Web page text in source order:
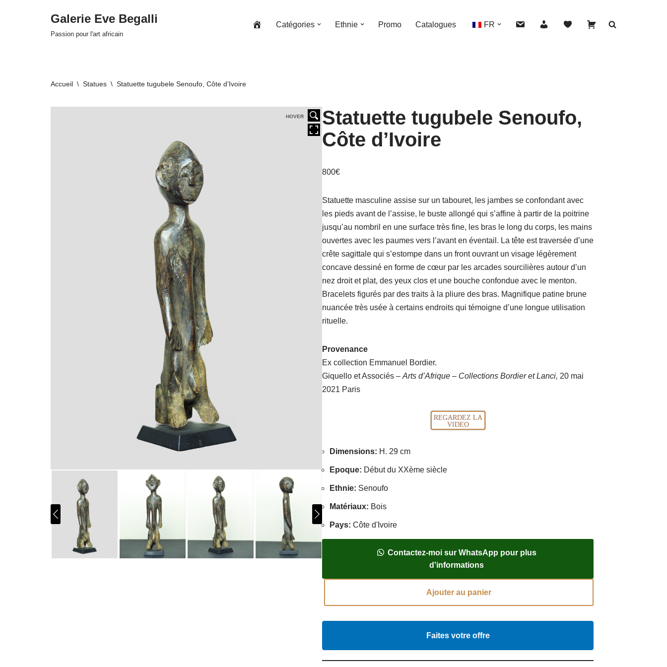
Galerie Eve Begalli
Passion pour l'art africain
Catégories Ethnie Promo Catalogues FR
Accueil \ Statues \ Statuette tugubele Senoufo, Côte d’Ivoire
HOVER HOVER
Statuette tugubele Senoufo,
Côte d’Ivoire
800€
Statuette masculine assise sur un tabouret, les jambes se confondant avec
les pieds avant de l’assise, le buste allongé qui s’affine à partir de la poitrine
jusqu’au nombril en une surface très fine, les bras le long du corps, les mains
ouvertes avec les paumes vers l’avant en éventail. La tête est traversée d’une
crête sagittale qui s’estompe dans un front ouvrant un visage légèrement
concave dessiné en forme de cœur par les arcades sourcilières autour d’un
nez droit et plat, des yeux clos et une bouche confondue avec le menton.
Bracelets figurés par des traits à la pliure des bras. Magnifique patine brune
nuancée très usée à certains endroits qui témoigne d’une longue utilisation
rituelle.
Provenance
Ex collection Emmanuel Bordier.
Giquello et Associés –Arts d’Afrique – Collections Bordier et Lanci, 20 mai
2021 Paris
REGARDEZ LA
VIDEO
Dimensions: H. 29 cm
Epoque: Début du XXème siècle
Ethnie: Senoufo
Matériaux: Bois
Pays:Côte d'Ivoire
Contactez-moi sur WhatsApp pour plus
d'informations
Ajouter au panier
Faites votre offre